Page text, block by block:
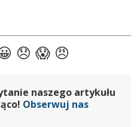
naszego artykułu
Obserwuj nas